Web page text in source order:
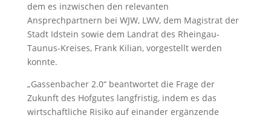
dem es inzwischen den relevanten
Ansprechpartnern bei WJW, LWV, dem Magistrat der
Stadt Idstein sowie dem Landrat des Rheingau-
Taunus-Kreises, Frank Kilian, vorgestellt werden
konnte.
„Gassenbacher 2.0“ beantwortet die Frage der
Zukunft des Hofgutes langfristig, indem es das
wirtschaftliche Risiko auf einander ergänzende